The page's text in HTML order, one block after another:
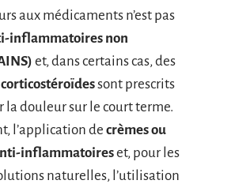
aux médicaments n’est pas
inflammatoires non
et, dans certains cas, des
sont prescrits
la douleur sur le court terme.
l’application de crèmes ou
inflammatoireset, pour les
naturelles, l’utilisation